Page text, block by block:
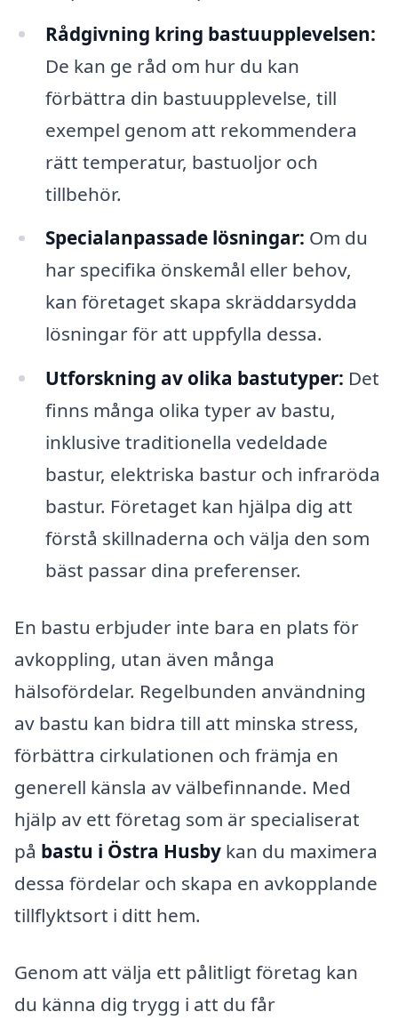
Rådgivning kring bastuupplevelsen:
De kan ge råd om hur du kan
förbättra din bastuupplevelse, till
exempel genom att rekommendera
rätt temperatur, bastuoljor och
tillbehör.
Specialanpassade lösningar: Om du
har specifika önskemål eller behov,
kan företaget skapa skräddarsydda
lösningar för att uppfylla dessa.
Utforskning av olika bastutyper: Det
finns många olika typer av bastu,
inklusive traditionella vedeldade
bastur, elektriska bastur och infraröda
bastur. Företaget kan hjälpa dig att
förstå skillnaderna och välja den som
bäst passar dina preferenser.
En bastu erbjuder inte bara en plats för
avkoppling, utan även många
hälsofördelar. Regelbunden användning
av bastu kan bidra till att minska stress,
förbättra cirkulationen och främja en
generell känsla av välbefinnande. Med
hjälp av ett företag som är specialiserat
på bastu i Östra Husby kan du maximera
dessa fördelar och skapa en avkopplande
tillflyktsort i ditt hem.
Genom att välja ett pålitligt företag kan
du känna dig trygg i att du får